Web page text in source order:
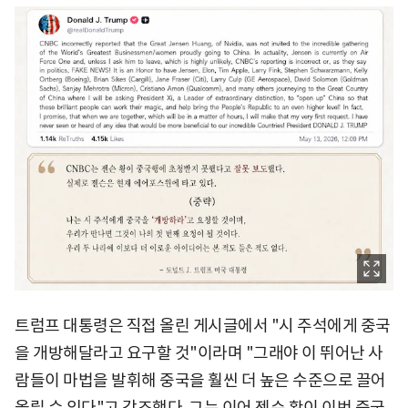
트럼프 대통령은 직접 올린 게시글에서 "시 주석에게 중국
을 개방해달라고 요구할 것"이라며 "그래야 이 뛰어난 사
람들이 마법을 발휘해 중국을 훨씬 더 높은 수준으로 끌어